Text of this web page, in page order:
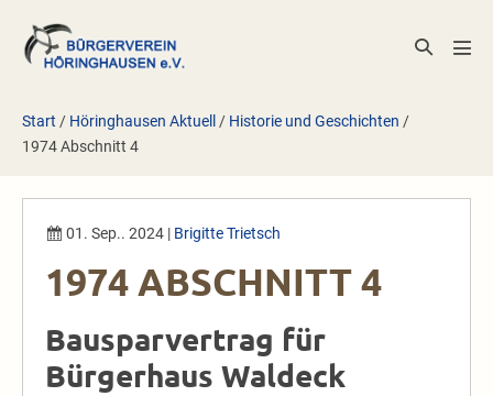
Inhalt
springen
Suche-
Start / Höringhausen Aktuell / Historie und Geschichten /
1974 Abschnitt 4
01. Sep.. 2024 | Brigitte Trietsch
1974 ABSCHNITT 4
Bausparvertrag für
Bürgerhaus Waldeck